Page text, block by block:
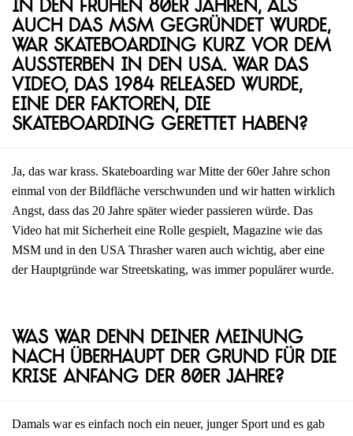
In den frühen 80er Jahren, als
auch das MSM gegründet wurde,
war Skateboarding kurz vor dem
Aussterben in den USA. War das
Video, das 1984 released wurde,
eine der Faktoren, die
Skateboarding gerettet haben?
Ja, das war krass. Skateboarding war Mitte der 60er Jahre schon
einmal von der Bildfläche verschwunden und wir hatten wirklich
Angst, dass das 20 Jahre später wieder passieren würde. Das
Video hat mit Sicherheit eine Rolle gespielt, Magazine wie das
MSM und in den USA Thrasher waren auch wichtig, aber eine
der Hauptgründe war Streetskating, was immer populärer wurde.
Was war denn deiner Meinung
nach überhaupt der Grund für die
Krise Anfang der 80er Jahre?
Damals war es einfach noch ein neuer, junger Sport und es gab